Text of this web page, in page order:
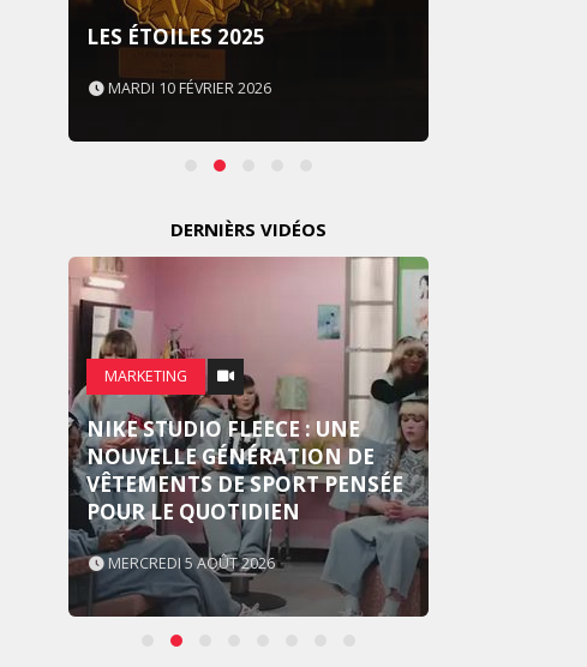
LES ÉTOILES 2025
MARDI 10 FÉVRIER 2026
DERNIÈRS VIDÉOS
MARKETING
NIKE STUDIO FLEECE : UNE
NOUVELLE GÉNÉRATION DE
VÊTEMENTS DE SPORT PENSÉE
POUR LE QUOTIDIEN
MERCREDI 5 AOÛT 2026